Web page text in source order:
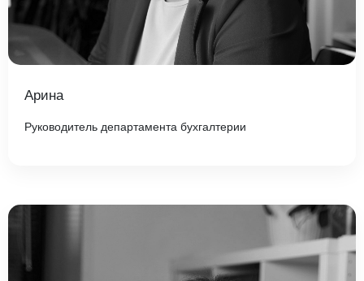
Арина
Руководитель департамента бухгалтерии